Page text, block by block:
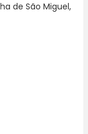
de São Miguel,